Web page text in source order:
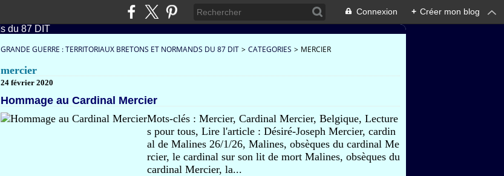
Connexion + Créer mon blog
GRANDE GUERRE : TERRITORIAUX BRETONS ET NORMANDS DU 87 DIT > CATEGORIES > MERCIER
mercier
24 février 2020
Hommage au Cardinal Mercier
Mots-clés : Mercier, Cardinal Mercier, Belgique, Lecture
s pour tous, Lire l'article : Désiré-Joseph Mercier, cardin
al de Malines 26/1/26, Malines, obsèques du cardinal Me
rcier, le cardinal sur son lit de mort Malines, obsèques du
cardinal Mercier, la...